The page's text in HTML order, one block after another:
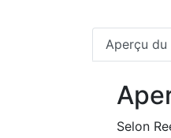
Aperçu
Selon